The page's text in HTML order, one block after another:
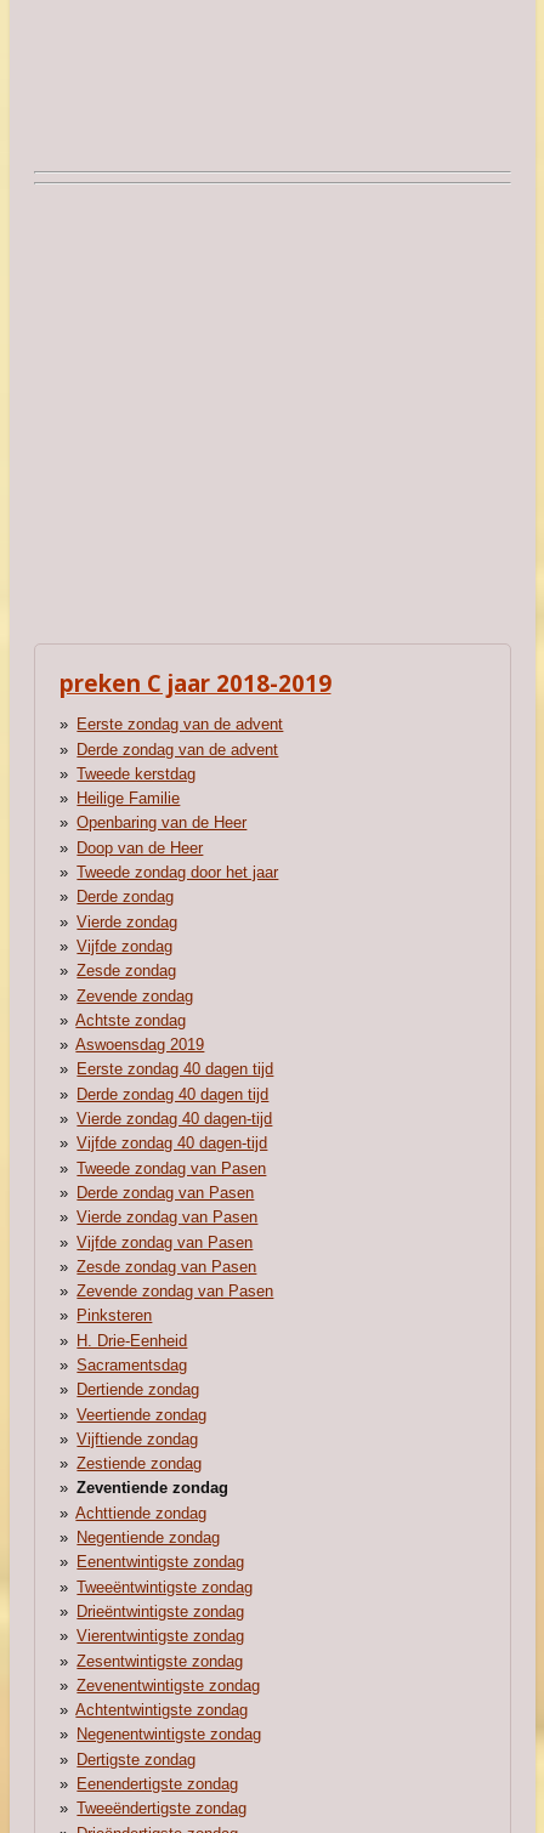
preken C jaar 2018-2019
Eerste zondag van de advent
Derde zondag van de advent
Tweede kerstdag
Heilige Familie
Openbaring van de Heer
Doop van de Heer
Tweede zondag door het jaar
Derde zondag
Vierde zondag
Vijfde zondag
Zesde zondag
Zevende zondag
Achtste zondag
Aswoensdag 2019
Eerste zondag 40 dagen tijd
Derde zondag 40 dagen tijd
Vierde zondag 40 dagen-tijd
Vijfde zondag 40 dagen-tijd
Tweede zondag van Pasen
Derde zondag van Pasen
Vierde zondag van Pasen
Vijfde zondag van Pasen
Zesde zondag van Pasen
Zevende zondag van Pasen
Pinksteren
H. Drie-Eenheid
Sacramentsdag
Dertiende zondag
Veertiende zondag
Vijftiende zondag
Zestiende zondag
Zeventiende zondag
Achttiende zondag
Negentiende zondag
Eenentwintigste zondag
Tweeëntwintigste zondag
Drieëntwintigste zondag
Vierentwintigste zondag
Zesentwintigste zondag
Zevenentwintigste zondag
Achtentwintigste zondag
Negenentwintigste zondag
Dertigste zondag
Eenendertigste zondag
Tweeëndertigste zondag